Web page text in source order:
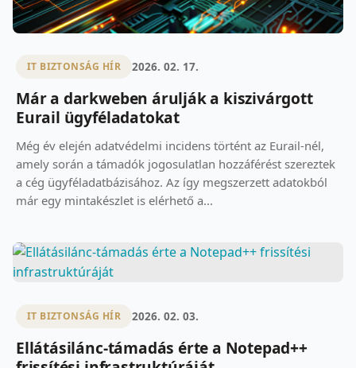
IT BIZTONSÁG HÍR 2026. 02. 17.
Már a darkweben árulják a kiszivárgott
Eurail ügyféladatokat
Még év elején adatvédelmi incidens történt az Eurail-nél,
amely során a támadók jogosulatlan hozzáférést szereztek
a cég ügyféladatbázisához. Az így megszerzett adatokból
már egy mintakészlet is elérhető a...
IT BIZTONSÁG HÍR 2026. 02. 03.
Ellátásilánc-támadás érte a Notepad++